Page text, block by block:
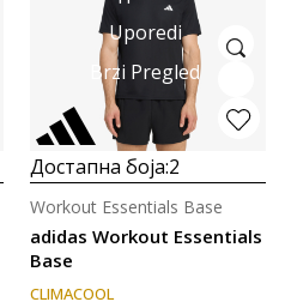
Uporedi
Brzi Pregled
Достапна боја:2
adidas Workout Essentials
Base
Workout Essentials Base
CLIMACOOL